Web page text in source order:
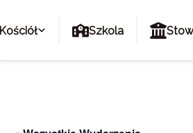
Szkola